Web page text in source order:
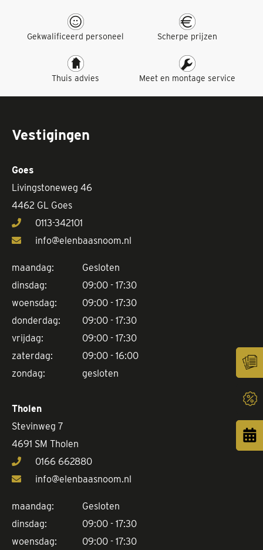
Gekwalificeerd personeel Scherpe prijzen
Thuis advies Meet en montage service
Vestigingen
Goes
Livingstoneweg 46
4462 GL Goes
0113-342101
info@elenbaasnoom.nl
maandag:
Gesloten
dinsdag:
09:00 - 17:30
woensdag:
09:00 - 17:30
donderdag:
09:00 - 17:30
vrijdag:
09:00 - 17:30
zaterdag:
09:00 - 16:00
zondag:
gesloten
Tholen
Stevinweg 7
4691 SM Tholen
0166 662880
info@elenbaasnoom.nl
maandag:
Gesloten
dinsdag:
09:00 - 17:30
woensdag:
09:00 - 17:30